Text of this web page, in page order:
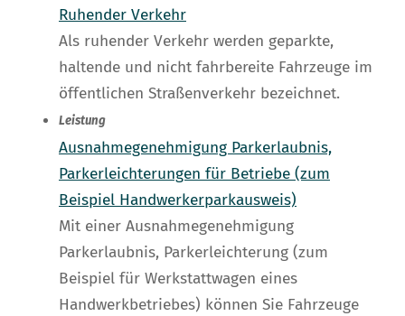
Ruhender Verkehr
Als ruhender Verkehr werden geparkte,
haltende und nicht fahrbereite Fahrzeuge im
öffentlichen Straßenverkehr bezeichnet.
Leistung
Ausnahmegenehmigung Parkerlaubnis,
Parkerleichterungen für Betriebe (zum
Beispiel Handwerkerparkausweis)
Mit einer Ausnahmegenehmigung
Parkerlaubnis, Parkerleichterung (zum
Beispiel für Werkstattwagen eines
Handwerkbetriebes) können Sie Fahrzeuge